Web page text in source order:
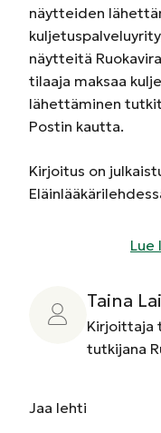
näytteiden
näytteitä
tilaaja maksaa
lähettäminen
Postin kautta.
Kirjoitus on
Lue
Taina
Kirjoittaja
tutkijana
Jaa lehti